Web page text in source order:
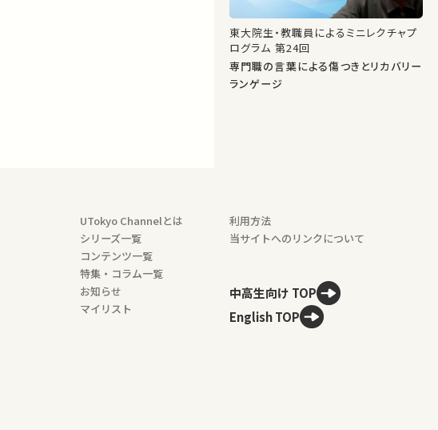
東大院生・教職員によるミニレクチャプ
ログラム 第24回
専門職の言葉による傷つきとリカバリー
ランゲージ
UTokyo Channelとは
シリーズ一覧
コンテンツ一覧
特集・コラム一覧
お知らせ
マイリスト
利用方法
当サイトへのリンクについて
中高生向け TOP
English TOP